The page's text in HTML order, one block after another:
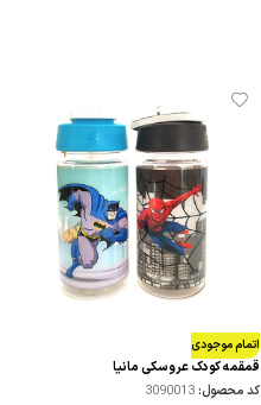
اتمام موجودی
قمقمه کودک عروسکی مانیا
کد محصول:3090013